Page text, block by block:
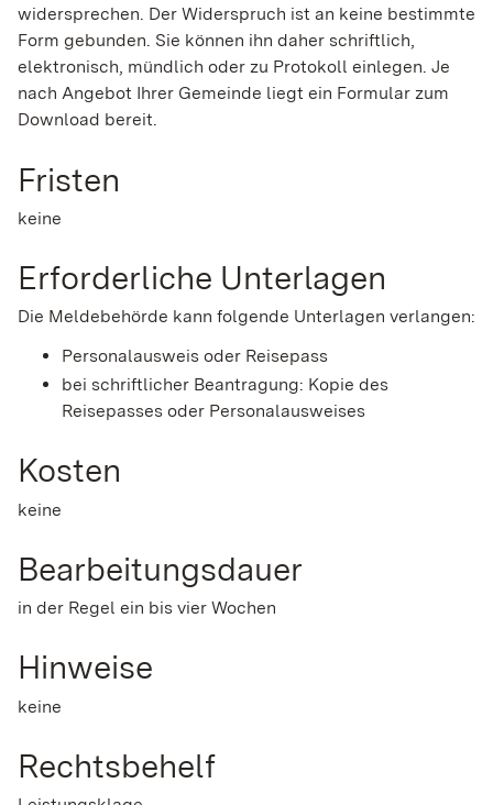
widersprechen. Der Widerspruch ist an keine bestimmte
Form gebunden. Sie können ihn daher schriftlich,
elektronisch, mündlich oder zu Protokoll einlegen. Je
nach Angebot Ihrer Gemeinde liegt ein Formular zum
Download bereit.
Fristen
keine
Erforderliche Unterlagen
Die Meldebehörde kann folgende Unterlagen verlangen:
Personalausweis oder Reisepass
bei schriftlicher Beantragung: Kopie des
Reisepasses oder Personalausweises
Kosten
keine
Bearbeitungsdauer
in der Regel ein bis vier Wochen
Hinweise
keine
Rechtsbehelf